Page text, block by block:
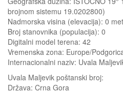
brojnom sistemu 19.0202800)
Nadmorska visina (elevacija): 0
Broj stanovnika (populacija): 0
Digitalni model terena: 42
Vremenska zona: Europe/
Internacionalni naziv: Uvala
Uvala Maljevik poštanski broj:
Država: Crna Gora